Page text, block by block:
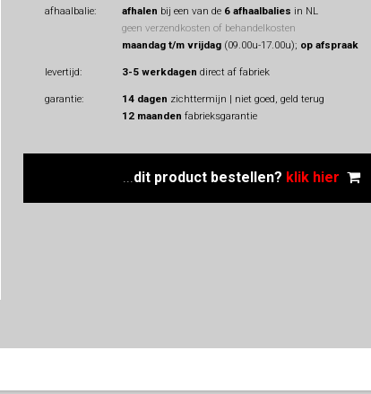
afhaalbalie: afhalen bij een van de 6 afhaalbalies in NL
geen verzendkosten of behandelkosten
maandag t/m vrijdag (09.00u-17.00u); op afspraak
levertijd: 3-5 werkdagen direct af fabriek
garantie: 14 dagen zichttermijn | niet goed, geld terug
12 maanden fabrieksgarantie
...dit product bestellen? klik hier